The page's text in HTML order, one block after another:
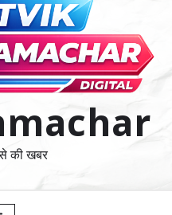
की खबर